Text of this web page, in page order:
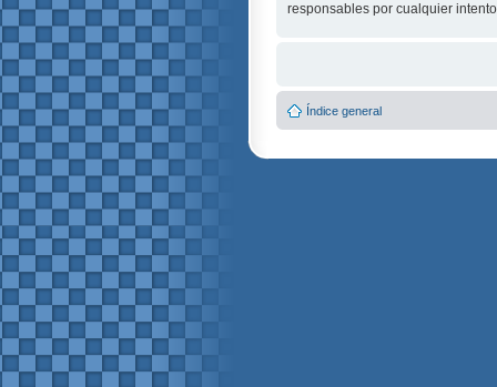
responsables por cualquier
Índice general